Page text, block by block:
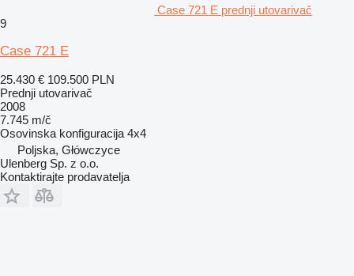
Case 721 E prednji utovarivač
9
Case 721 E
25.430 € 109.500 PLN
Prednji utovarivač
2008
7.745 m/č
Osovinska konfiguracija 4x4
Poljska, Główczyce
Ulenberg Sp. z o.o.
Kontaktirajte prodavatelja